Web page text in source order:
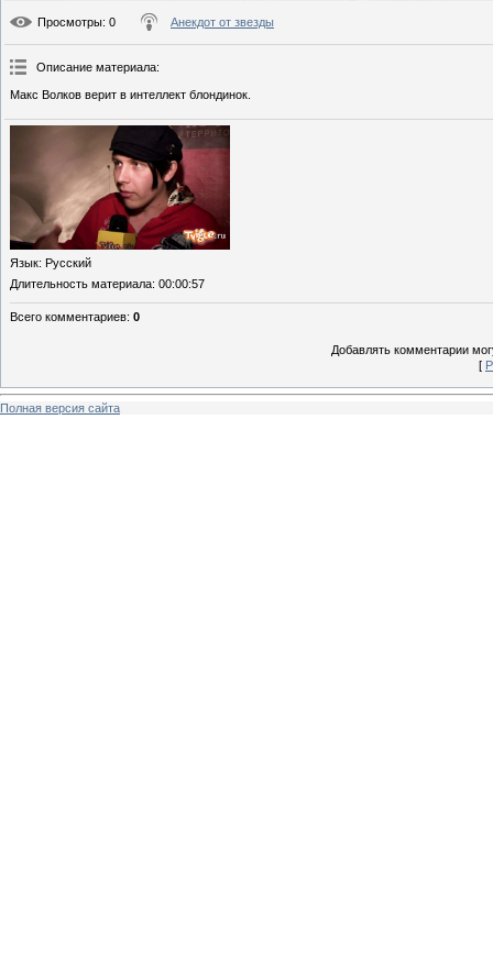
Просмотры: 0 Анекдот от звезды
Описание материала:
Макс Волков верит в интеллект блондинок.
Язык: Русский
Длительность материала: 00:00:57
Всего комментариев: 0
Добавлять комментарии
[
Полная версия сайта